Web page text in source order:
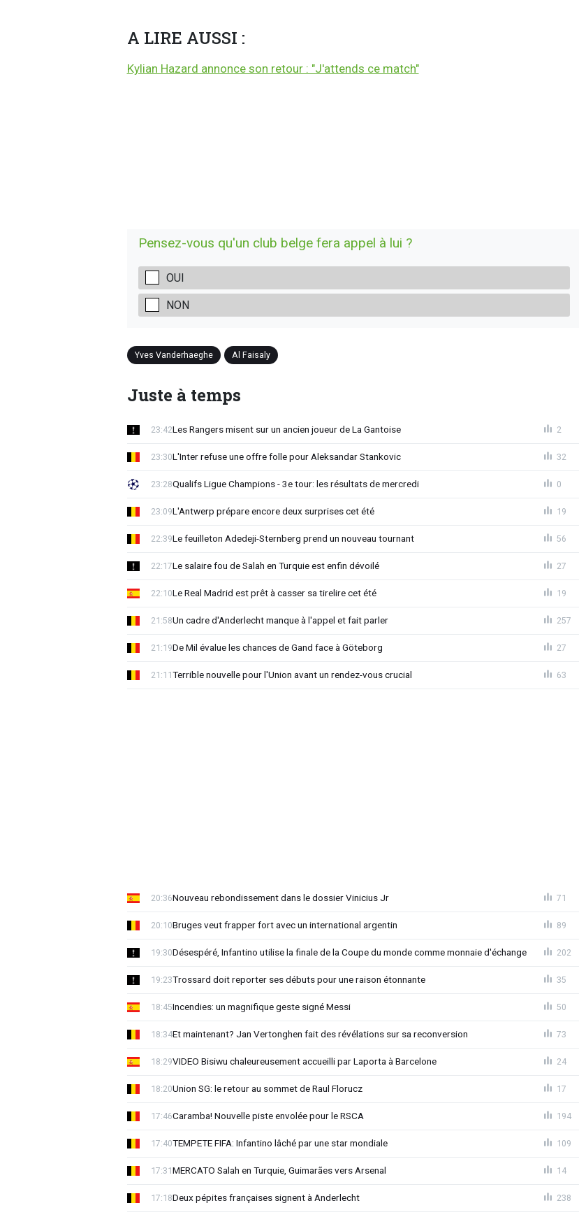
A LIRE AUSSI :
Kylian Hazard annonce son retour : "J'attends ce match"
Pensez-vous qu'un club belge fera appel à lui ?
OUI
NON
Yves Vanderhaeghe Al Faisaly
Juste à temps
Les Rangers misent sur un ancien joueur de La Gantoise
23:42 2
L'Inter refuse une offre folle pour Aleksandar Stankovic
23:30 32
Qualifs Ligue Champions - 3e tour: les résultats de mercredi
23:28 0
L'Antwerp prépare encore deux surprises cet été
23:09 19
Le feuilleton Adedeji-Sternberg prend un nouveau tournant
22:39 56
Le salaire fou de Salah en Turquie est enfin dévoilé
22:17 27
Le Real Madrid est prêt à casser sa tirelire cet été
22:10 19
Un cadre d'Anderlecht manque à l'appel et fait parler
21:58 257
De Mil évalue les chances de Gand face à Göteborg
21:19 27
Terrible nouvelle pour l'Union avant un rendez-vous crucial
21:11 63
Nouveau rebondissement dans le dossier Vinicius Jr
20:36 71
Bruges veut frapper fort avec un international argentin
20:10 89
Désespéré, Infantino utilise la finale de la Coupe du monde comme monnaie d'échange
19:30 202
Trossard doit reporter ses débuts pour une raison étonnante
19:23 35
Incendies: un magnifique geste signé Messi
18:45 50
Et maintenant? Jan Vertonghen fait des révélations sur sa reconversion
18:34 73
VIDEO Bisiwu chaleureusement accueilli par Laporta à Barcelone
18:29 24
Union SG: le retour au sommet de Raul Florucz
18:20 17
Caramba! Nouvelle piste envolée pour le RSCA
17:46 194
TEMPETE FIFA: Infantino lâché par une star mondiale
17:40 109
MERCATO Salah en Turquie, Guimarães vers Arsenal
17:31 14
Deux pépites françaises signent à Anderlecht
17:18 238